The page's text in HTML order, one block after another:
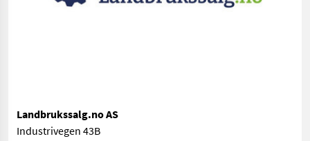
Landbrukssalg.no AS
Industrivegen 43B